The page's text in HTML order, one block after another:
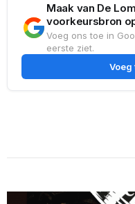
Maak van De
voorkeursbron
Voeg ons toe in
eerste ziet.
Voeg